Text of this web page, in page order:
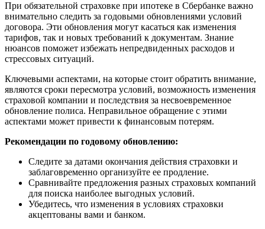
При обязательной страховке при ипотеке в Сбербанке важно
внимательно следить за годовыми обновлениями условий
договора. Эти обновления могут касаться как изменения
тарифов, так и новых требований к документам. Знание
нюансов поможет избежать непредвиденных расходов и
стрессовых ситуаций.
Ключевыми аспектами, на которые стоит обратить внимание,
являются сроки пересмотра условий, возможность изменения
страховой компании и последствия за несвоевременное
обновление полиса. Неправильное обращение с этими
аспектами может привести к финансовым потерям.
Рекомендации по годовому обновлению:
Следите за датами окончания действия страховки и
заблаговременно организуйте ее продление.
Сравнивайте предложения разных страховых компаний
для поиска наиболее выгодных условий.
Убедитесь, что изменения в условиях страховки
акцептованы вами и банком.